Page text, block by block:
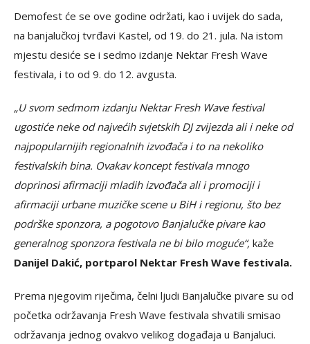
Demofest će se ove godine održati, kao i uvijek do sada,
na banjalučkoj tvrđavi Kastel, od 19. do 21. jula. Na istom
mjestu desiće se i sedmo izdanje Nektar Fresh Wave
festivala, i to od 9. do 12. avgusta.
„U svom sedmom izdanju Nektar Fresh Wave festival
ugostiće neke od najvećih svjetskih DJ zvijezda ali i neke od
najpopularnijih regionalnih izvođača i to na nekoliko
festivalskih bina. Ovakav koncept festivala mnogo
doprinosi afirmaciji mladih izvođača ali i promociji i
afirmaciji urbane muzičke scene u BiH i regionu, što bez
podrške sponzora, a pogotovo Banjalučke pivare kao
generalnog sponzora festivala ne bi bilo moguće“, kaže
Danijel Dakić, portparol Nektar Fresh Wave festivala.
Prema njegovim riječima, čelni ljudi Banjalučke pivare su od
početka održavanja Fresh Wave festivala shvatili smisao
održavanja jednog ovakvo velikog događaja u Banjaluci.